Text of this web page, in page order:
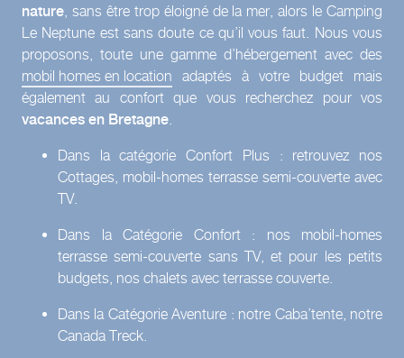
nature, sans être trop éloigné de la mer, alors le Camping
Le Neptune est sans doute ce qu’il vous faut. Nous vous
proposons, toute une gamme d’hébergement avec des
mobil homes en location adaptés à votre budget mais
également au confort que vous recherchez pour vos
vacances en Bretagne.
Dans la catégorie Confort Plus : retrouvez nos
Cottages, mobil-homes terrasse semi-couverte avec
TV.
Dans la Catégorie Confort : nos mobil-homes
terrasse semi-couverte sans TV, et pour les petits
budgets, nos chalets avec terrasse couverte.
Dans la Catégorie Aventure : notre Caba’tente, notre
Canada Treck.